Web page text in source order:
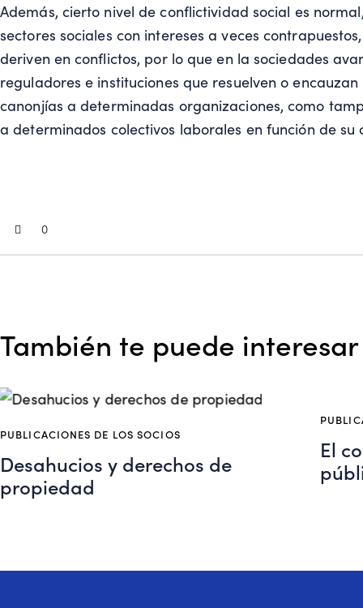
Además, cierto nivel de conflictividad social es
sectores sociales con intereses a veces
deriven en conflictos, por lo que en la sociedades
reguladores e instituciones que resuelven o
canonjías a determinadas organizaciones, como
a determinados colectivos laborales en función de
0
También te puede interesar
PUBLICACIONES DE LOS SOCIOS
Desahucios y derechos de
propiedad
El